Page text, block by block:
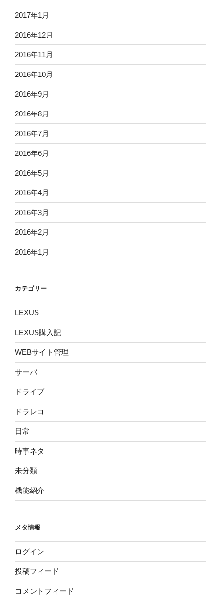
2017年1月
2016年12月
2016年11月
2016年10月
2016年9月
2016年8月
2016年7月
2016年6月
2016年5月
2016年4月
2016年3月
2016年2月
2016年1月
カテゴリー
LEXUS
LEXUS購入記
WEBサイト管理
サーバ
ドライブ
ドラレコ
日常
時事ネタ
未分類
機能紹介
メタ情報
ログイン
投稿フィード
コメントフィード